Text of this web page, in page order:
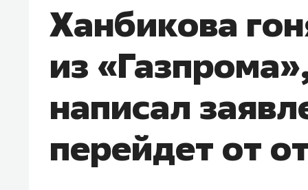
Ханбикова
из
написал
перейдет от
Василь Мазитов
МАРТ
«Не зная местных
правил, бизнес может
потерять минимум
Как бизнесу выйти на зарубежные
рынки, почему надо знать